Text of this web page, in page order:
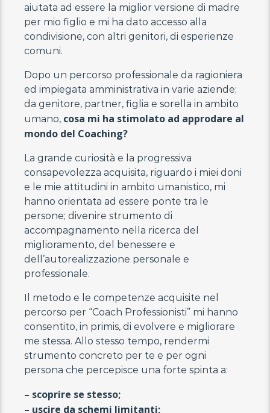
aiutata ad essere la miglior versione di madre
per mio figlio e mi ha dato accesso alla
condivisione, con altri genitori, di esperienze
comuni.
Dopo un percorso professionale da ragioniera
ed impiegata amministrativa in varie aziende;
da genitore, partner, figlia e sorella in ambito
umano, cosa mi ha stimolato ad approdare al
mondo del Coaching?
La grande curiosità e la progressiva
consapevolezza acquisita, riguardo i miei doni
e le mie attitudini in ambito umanistico, mi
hanno orientata ad essere ponte tra le
persone; divenire strumento di
accompagnamento nella ricerca del
miglioramento, del benessere e
dell’autorealizzazione personale e
professionale.
Il metodo e le competenze acquisite nel
percorso per “Coach Professionisti” mi hanno
consentito, in primis, di evolvere e migliorare
me stessa. Allo stesso tempo, rendermi
strumento concreto per te e per ogni
persona che percepisce una forte spinta a:
– scoprire se stesso;
– uscire da schemi limitanti;